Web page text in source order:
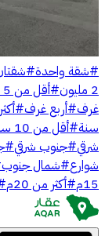
#شقة واحدة#
2 مليون
#أقل من 5 مليون
غرف#أربع غرف#
سنة#أقل من 10 سنة
شرقي#جنوب شرقي#
شوارع#شمال جنوب
15م #أكثر من 20م